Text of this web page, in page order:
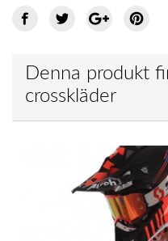
Denna produkt
crosskläder